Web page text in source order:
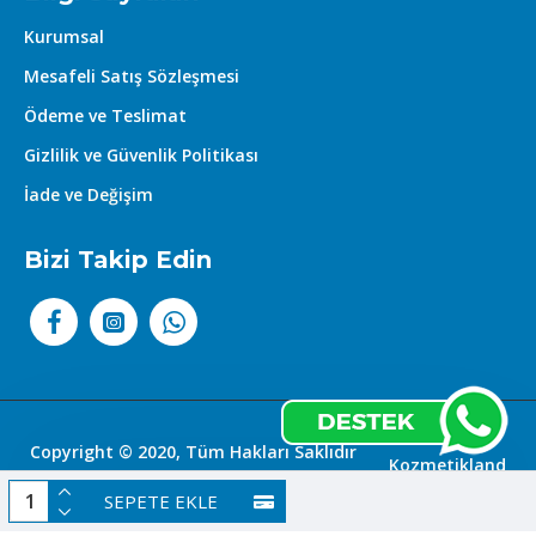
SEPETE EKLE
Kurumsal
Mesafeli Satış Sözleşmesi
Ödeme ve Teslimat
Gizlilik ve Güvenlik Politikası
İade ve Değişim
Bizi Takip Edin
Copyright © 2020, Tüm Hakları Saklıdır
|
Kozmetikland